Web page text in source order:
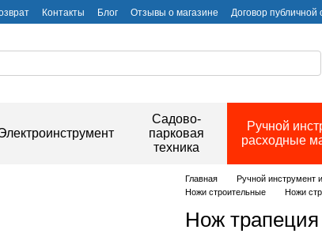
Контакты Блог Отзывы о магазине
Договор
Садово-
парковая
техника
Ручной
расходные
Главная Ручной инструмент
Ножи строительные
Ножи
Нож